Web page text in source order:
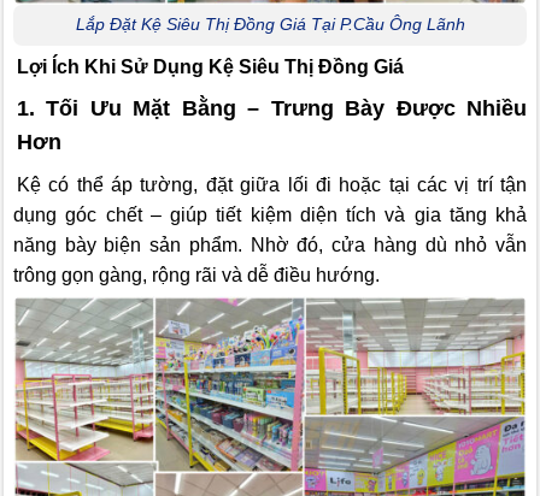
Lắp Đặt Kệ Siêu Thị Đồng Giá Tại P.Cầu Ông Lãnh
Lợi Ích Khi Sử Dụng Kệ Siêu Thị Đồng Giá
1. Tối Ưu Mặt Bằng – Trưng Bày Được Nhiều
Hơn
Kệ có thể áp tường, đặt giữa lối đi hoặc tại các vị trí tận
dụng góc chết – giúp tiết kiệm diện tích và gia tăng khả
năng bày biện sản phẩm. Nhờ đó, cửa hàng dù nhỏ vẫn
trông gọn gàng, rộng rãi và dễ điều hướng.